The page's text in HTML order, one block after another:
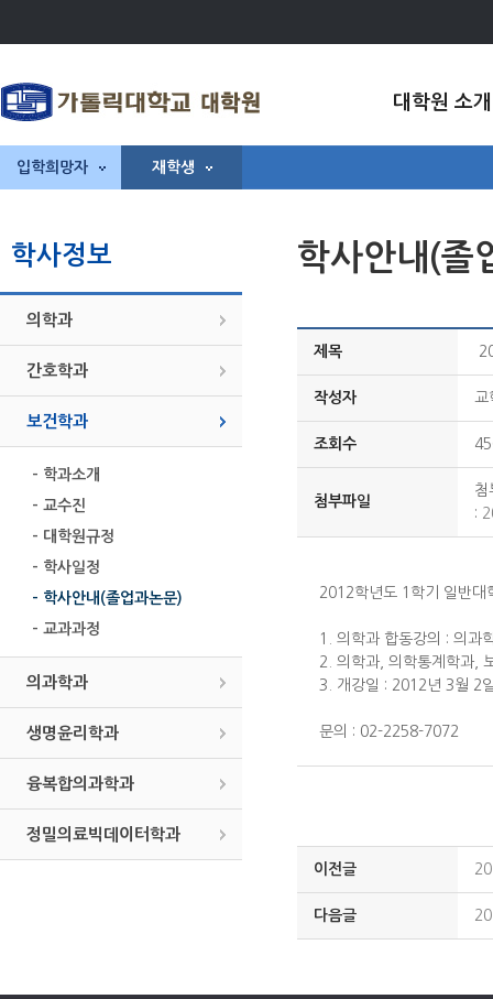
대학원 소개
입학희망자 재학생
학사정보
의학과
간호학과
보건학과
- 학과소개
- 교수진
- 대학원규정
- 학사일정
- 학사안내(졸업과논문)
- 교과과정
의과학과
생명윤리학과
융복합의과학과
정밀의료빅데이터학과
학사안내(졸
제목
작성자 교
조회수
첨부파일
첨
:
2012학년도 1학기 일반대
1. 의학과 합동강의 : 의과
2. 의학과, 의학통계학과,
3. 개강일 : 2012년 3월 2
문의 : 02-2258-7072
이전글
다음글